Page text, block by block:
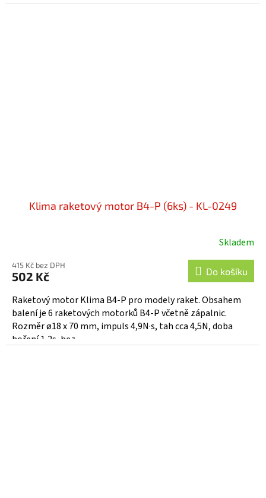
Klima raketový motor B4-P (6ks) - KL-0249
Skladem
415 Kč bez DPH
502 Kč Do košíku
Raketový motor Klima B4-P pro modely raket. Obsahem
balení je 6 raketových motorků B4-P včetně zápalnic.
Rozměr ø18 x 70 mm, impuls 4,9N·s, tah cca 4,5N, doba
hoření 1,2s, bez...